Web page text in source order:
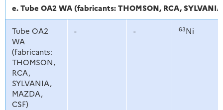
e. Tube OA2 WA (fabricants: THOMSON, RCA,
Tube OA2
WA
(fabricants:
THOMSON,
RCA,
SYLVANIA,
MAZDA,
CSF)
- - 63Ni